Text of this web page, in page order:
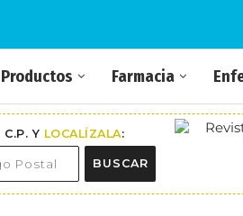
Productos Farmacia
Y LOCALÍZALA:
BUSCAR